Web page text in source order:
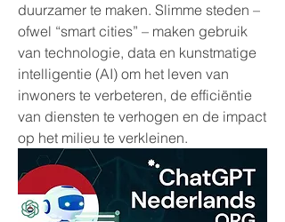
duurzamer te maken. Slimme steden –
ofwel “smart cities” – maken gebruik
van technologie, data en kunstmatige
intelligentie (AI) om het leven van
inwoners te verbeteren, de efficiëntie
van diensten te verhogen en de impact
op het milieu te verkleinen.